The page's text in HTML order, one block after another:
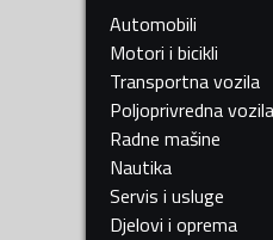
Automobili
Motori i bicikli
Transportna vozila
Poljoprivredna vozila
Radne mašine
Nautika
Servis i usluge
Djelovi i oprema